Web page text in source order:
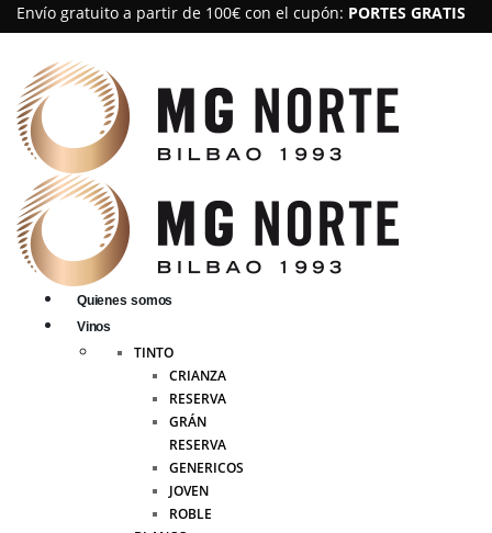
Envío gratuito a partir de 100€ con el cupón: PORTES GRATIS
Quienes somos
Vinos
TINTO
CRIANZA
RESERVA
GRÁN
RESERVA
GENERICOS
JOVEN
ROBLE